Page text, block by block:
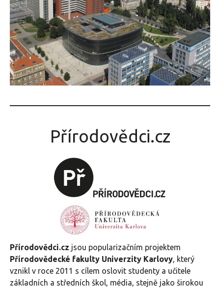
Přírodovědci.cz
Přírodovědci.cz jsou popularizačním projektem
Přírodovědecké fakulty Univerzity Karlovy, který
vznikl v roce 2011 s cílem oslovit studenty a učitele
základních a středních škol, média, stejně jako širokou